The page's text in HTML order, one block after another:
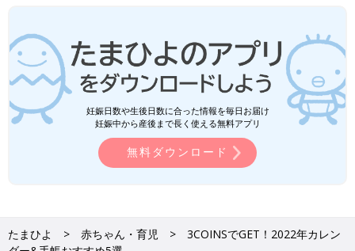
妊娠日数や生後日数に合った情報を毎日お届け
妊娠中から産後まで長く使える無料アプリ
無料ダウンロード
たまひよ 赤ちゃん・育児
3COINSでGET！2022年カレン